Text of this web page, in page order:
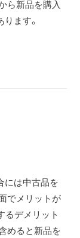
ら新品を購入
ます。
には中古品を
でメリットが
るデメリット
めると新品を